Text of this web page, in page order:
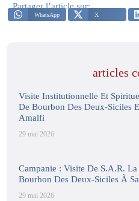
Partager l’article sur:
WhatsApp X
articles
Visite Institutionnelle Et
De Bourbon Des Deux-Siciles
Amalfi
29 mai 2026
Campanie : Visite De S.A.R. La
Bourbon Des Deux-Siciles À
29 mai 2026